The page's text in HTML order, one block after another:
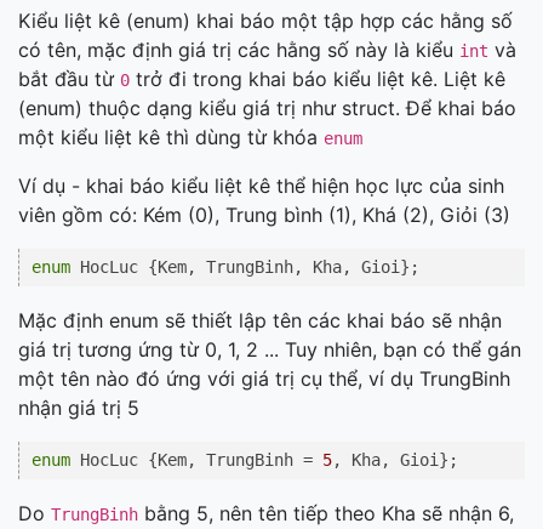
Kiểu liệt kê (enum) khai báo một tập hợp các hằng số
có tên, mặc định giá trị các hằng số này là kiểu int và
bắt đầu từ 0 trở đi trong khai báo kiểu liệt kê. Liệt kê
(enum) thuộc dạng kiểu giá trị như struct. Để khai báo
một kiểu liệt kê thì dùng từ khóa enum
Ví dụ - khai báo kiểu liệt kê thể hiện học lực của sinh
viên gồm có: Kém (0), Trung bình (1), Khá (2), Giỏi (3)
enum HocLuc {Kem, TrungBinh, Kha, Gioi};
Mặc định enum sẽ thiết lập tên các khai báo sẽ nhận
giá trị tương ứng từ 0, 1, 2 ... Tuy nhiên, bạn có thể gán
một tên nào đó ứng với giá trị cụ thể, ví dụ TrungBinh
nhận giá trị 5
enum HocLuc {Kem, TrungBinh = 5, Kha, Gioi};
Do TrungBinh bằng 5, nên tên tiếp theo Kha sẽ nhận 6,